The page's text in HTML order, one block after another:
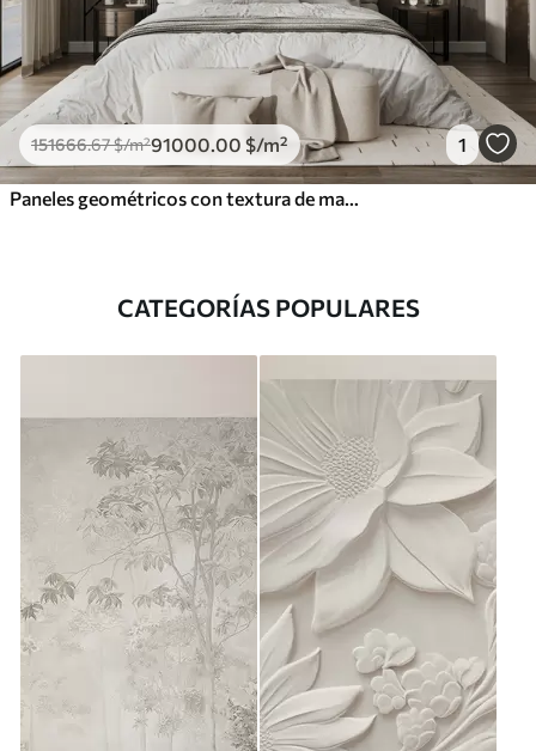
151666.67$/m²91000 .00 $/m² 1
CATEGORÍAS POPULARES